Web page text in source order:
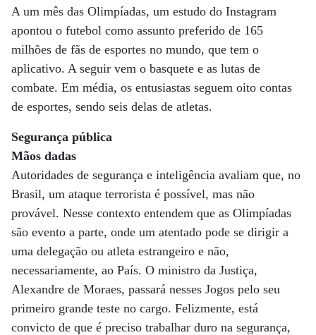
A um mês das Olimpíadas, um estudo do Instagram
apontou o futebol como assunto preferido de 165
milhões de fãs de esportes no mundo, que tem o
aplicativo. A seguir vem o basquete e as lutas de
combate. Em média, os entusiastas seguem oito contas
de esportes, sendo seis delas de atletas.
Segurança pública
Mãos dadas
Autoridades de segurança e inteligência avaliam que, no
Brasil, um ataque terrorista é possível, mas não
provável. Nesse contexto entendem que as Olimpíadas
são evento a parte, onde um atentado pode se dirigir a
uma delegação ou atleta estrangeiro e não,
necessariamente, ao País. O ministro da Justiça,
Alexandre de Moraes, passará nesses Jogos pelo seu
primeiro grande teste no cargo. Felizmente, está
convicto de que é preciso trabalhar duro na segurança,